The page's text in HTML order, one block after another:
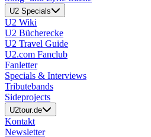
U2 Specials
U2 Wiki
U2 Bücherecke
U2 Travel Guide
U2.com Fanclub
Fanletter
Specials & Interviews
Tributebands
Sideprojects
U2tour.de
Kontakt
Newsletter